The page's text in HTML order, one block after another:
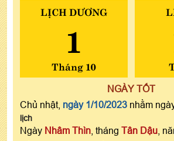
LỊCH DƯƠNG
1
Tháng 10
NGÀY TỐT
Chủ nhật, ngày 1/10/2023 nhằm
lịch
Ngày Nhâm Thìn , tháng Tân Dậu ,